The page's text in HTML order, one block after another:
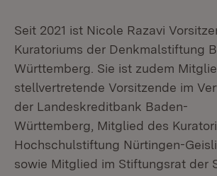
Seit 2021 ist Nicole Razavi
Kuratoriums der Denkmalstiftung
Württemberg. Sie ist zudem
stellvertretende Vorsitzende im
der Landeskreditbank Baden-
Württemberg, Mitglied des
Hochschulstiftung Nürtingen-
sowie Mitglied im Stiftungsrat der